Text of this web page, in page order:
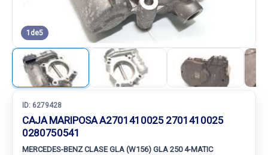
1 de5
ID: 6279428
CAJA MARIPOSA A2701410025 2701410025
0280750541
MERCEDES-BENZ CLASE GLA (W156) GLA 250 4-MATIC